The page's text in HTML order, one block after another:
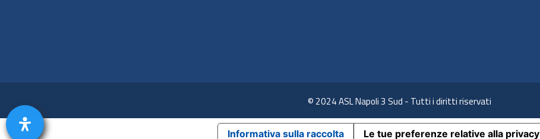
© 2024 ASL Napoli 3 Sud - Tutti i diritti riservati
Informativa sulla raccolta Le tue preferenze relative alla privacy